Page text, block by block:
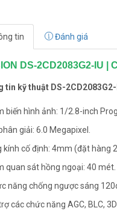
tin Đánh giá
DS-2CD2083G2-IU
tin kỹ thuật DS-
biến hình ảnh: 1/2.8-inch
giải: 6.0 Megapixel.
kính cố định: 4mm (đặt hàng
quan sát hồng ngoại: 40 mét.
năng chống ngược sáng
các chức năng AGC, BLC, 3D